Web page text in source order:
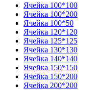
Ячейка 100*100
Ячейка 100*200
Ячейка 100*50
Ячейка 120*120
Ячейка 125*125
Ячейка 130*130
Ячейка 140*140
Ячейка 150*150
Ячейка 150*200
Ячейка 200*200